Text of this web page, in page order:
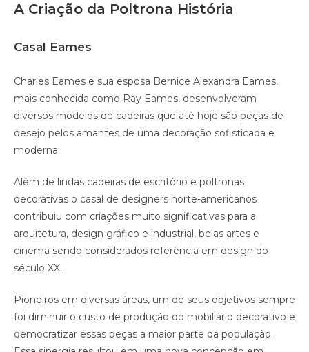
A Criação da Poltrona História
Casal Eames
Charles Eames e sua esposa Bernice Alexandra Eames,
mais conhecida como Ray Eames, desenvolveram
diversos modelos de cadeiras que até hoje são peças de
desejo pelos amantes de uma decoração sofisticada e
moderna.
Além de lindas cadeiras de escritório e poltronas
decorativas o casal de designers norte-americanos
contribuiu com criações muito significativas para a
arquitetura, design gráfico e industrial, belas artes e
cinema sendo considerados referência em design do
século XX.
Pioneiros em diversas áreas, um de seus objetivos sempre
foi diminuir o custo de produção do mobiliário decorativo e
democratizar essas peças a maior parte da população.